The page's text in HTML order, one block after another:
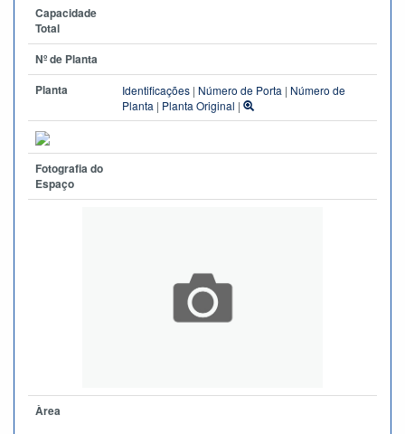
Capacidade
Total
Nº de Planta
Planta
Identificações | Número de Porta | Número de
Planta | Planta Original |
Fotografia do
Espaço
Àrea